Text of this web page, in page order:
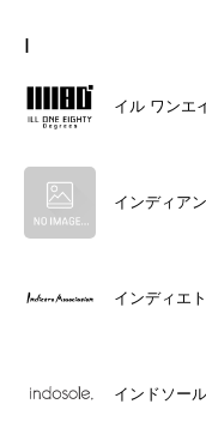
I
イル ワンエ
インディア
インディエ
インドソール